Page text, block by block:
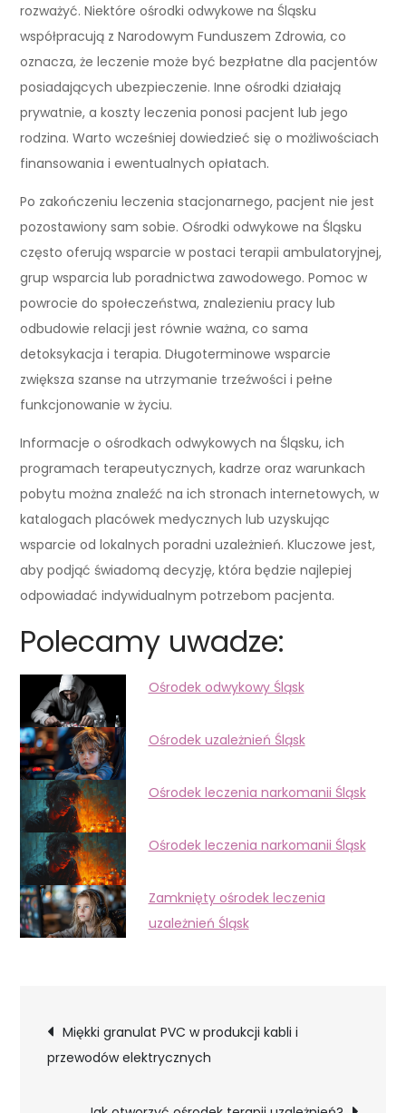
rozważyć. Niektóre ośrodki odwykowe na Śląsku
współpracują z Narodowym Funduszem Zdrowia, co
oznacza, że leczenie może być bezpłatne dla pacjentów
posiadających ubezpieczenie. Inne ośrodki działają
prywatnie, a koszty leczenia ponosi pacjent lub jego
rodzina. Warto wcześniej dowiedzieć się o możliwościach
finansowania i ewentualnych opłatach.
Po zakończeniu leczenia stacjonarnego, pacjent nie jest
pozostawiony sam sobie. Ośrodki odwykowe na Śląsku
często oferują wsparcie w postaci terapii ambulatoryjnej,
grup wsparcia lub poradnictwa zawodowego. Pomoc w
powrocie do społeczeństwa, znalezieniu pracy lub
odbudowie relacji jest równie ważna, co sama
detoksykacja i terapia. Długoterminowe wsparcie
zwiększa szanse na utrzymanie trzeźwości i pełne
funkcjonowanie w życiu.
Informacje o ośrodkach odwykowych na Śląsku, ich
programach terapeutycznych, kadrze oraz warunkach
pobytu można znaleźć na ich stronach internetowych, w
katalogach placówek medycznych lub uzyskując
wsparcie od lokalnych poradni uzależnień. Kluczowe jest,
aby podjąć świadomą decyzję, która będzie najlepiej
odpowiadać indywidualnym potrzebom pacjenta.
Polecamy uwadze:
Ośrodek odwykowy Śląsk
Ośrodek uzależnień Śląsk
Ośrodek leczenia narkomanii Śląsk
Ośrodek leczenia narkomanii Śląsk
Zamknięty ośrodek leczenia
uzależnień Śląsk
Nawigacja
wpisu
Miękki granulat PVC w produkcji kabli i
przewodów elektrycznych